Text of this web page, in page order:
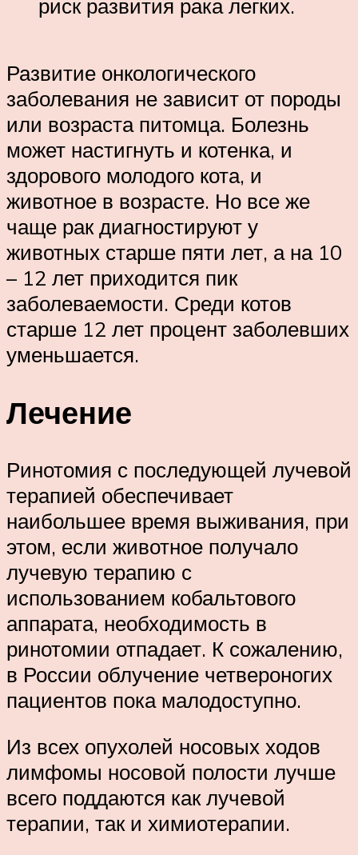
риск развития рака легких.
Развитие онкологического
заболевания не зависит от породы
или возраста питомца. Болезнь
может настигнуть и котенка, и
здорового молодого кота, и
животное в возрасте. Но все же
чаще рак диагностируют у
животных старше пяти лет, а на 10
– 12 лет приходится пик
заболеваемости. Среди котов
старше 12 лет процент заболевших
уменьшается.
Лечение
Ринотомия с последующей лучевой
терапией обеспечивает
наибольшее время выживания, при
этом, если животное получало
лучевую терапию с
использованием кобальтового
аппарата, необходимость в
ринотомии отпадает. К сожалению,
в России облучение четвероногих
пациентов пока малодоступно.
Из всех опухолей носовых ходов
лимфомы носовой полости лучше
всего поддаются как лучевой
терапии, так и химиотерапии.